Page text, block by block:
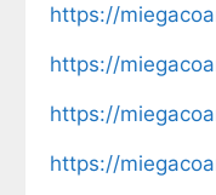
https://
https://
https://
https://